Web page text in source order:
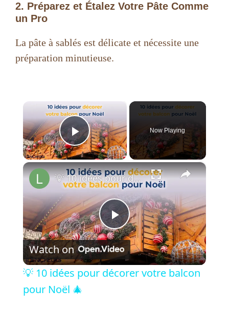
2. Préparez et Étalez Votre Pâte Comme
un Pro
La pâte à sablés est délicate et nécessite une
préparation minutieuse.
×
Play Video
Now Playing
×
P
l
💡 10 idées pour décorer votre balcon pour Noël 🎄
Watch on
💡 10 idées pour décorer votre balcon
pour Noël 🎄